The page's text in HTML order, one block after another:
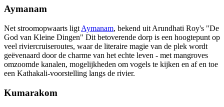
Aymanam
Net stroomopwaarts ligt Aymanam, bekend uit Arundhati Roy's "De
God van Kleine Dingen" Dit betoverende dorp is een hoogtepunt op
veel riviercruiseroutes, waar de literaire magie van de plek wordt
geëvenaard door de charme van het echte leven - met mangroves
omzoomde kanalen, mogelijkheden om vogels te kijken en af en toe
een Kathakali-voorstelling langs de rivier.
Kumarakom